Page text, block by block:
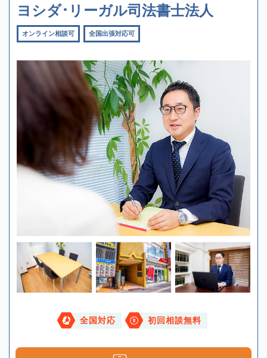
ヨシダ･リーガル司法書士法人
オンライン相談可 全国出張対応可
全国対応 初回相談無料